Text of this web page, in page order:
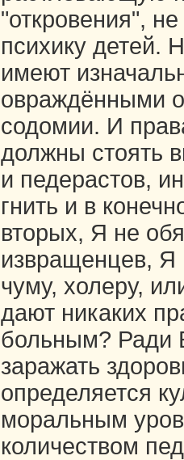
"откровения",
психику детей.
имеют
овраждёнными
содомии. И
должны стоять
и педерастов,
гнить и в
вторых, Я не
извращенцев, Я
чуму, холеру,
дают никаких
больным? Ради
заражать
определяется
моральным
количеством